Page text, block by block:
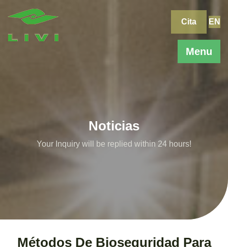
Menu
Cita EN
Noticias
Your Inquiry will be replied within 24 hours!
Métodos De Bioseguridad Para